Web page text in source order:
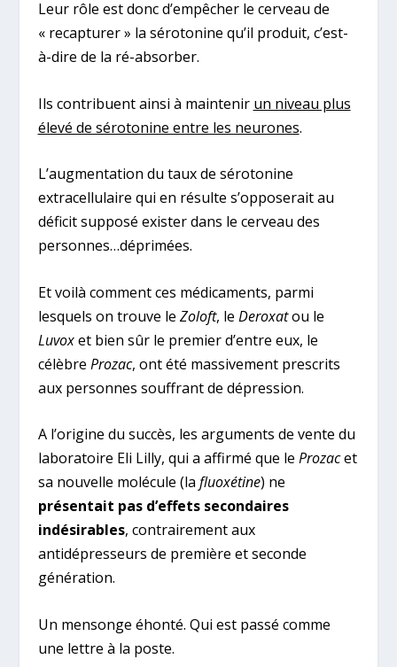
Leur rôle est donc d’empêcher le cerveau de
« recapturer » la sérotonine qu’il produit, c’est-
à-dire de la ré-absorber.
Ils contribuent ainsi à maintenir un niveau plus
élevé de sérotonine entre les neurones.
L’augmentation du taux de sérotonine
extracellulaire qui en résulte s’opposerait au
déficit supposé exister dans le cerveau des
personnes…déprimées.
Et voilà comment ces médicaments, parmi
lesquels on trouve le Zoloft, le Deroxatou le
Luvoxet bien sûr le premier d’entre eux, le
célèbre Prozac, ont été massivement prescrits
aux personnes souffrant de dépression.
A l’origine du succès, les arguments de vente du
laboratoire Eli Lilly, qui a affirmé que le Prozacet
sa nouvelle molécule (la fluoxétine) ne
présentait pas d’effets secondaires
indésirables, contrairement aux
antidépresseurs de première et seconde
génération.
Un mensonge éhonté. Qui est passé comme
une lettre à la poste.